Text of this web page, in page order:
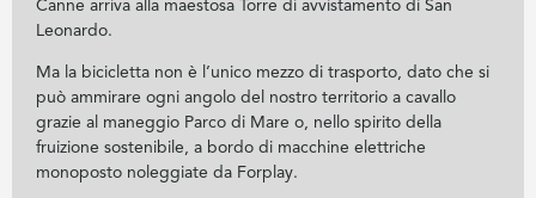
Canne arriva alla maestosa Torre di avvistamento di San
Leonardo.
Ma la bicicletta non è l’unico mezzo di trasporto, dato che si
può ammirare ogni angolo del nostro territorio a cavallo
grazie al maneggio Parco di Mare o, nello spirito della
fruizione sostenibile, a bordo di macchine elettriche
monoposto noleggiate da Forplay.